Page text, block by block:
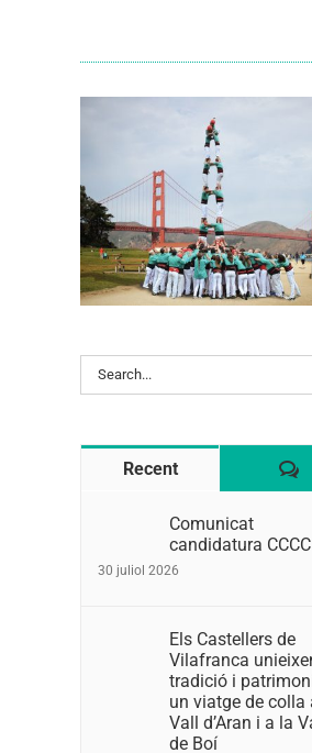
Search
for:
Recent
Comunicat
candidatura CCCC
30 juliol 2026
Els Castellers de
Vilafranca
tradició i
un viatge de colla
Vall d’Aran i a la
de Boí